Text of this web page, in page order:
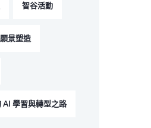
智谷活動
景塑造
AI 學習與轉型之路